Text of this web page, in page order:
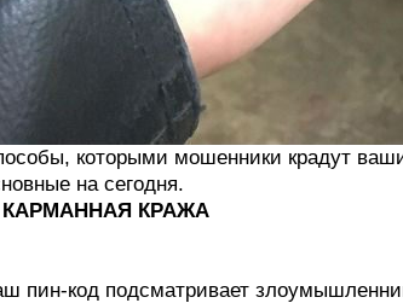
которыми мошенники крадут
на сегодня.
КАРМАННАЯ КРАЖА
пин-код подсматривает